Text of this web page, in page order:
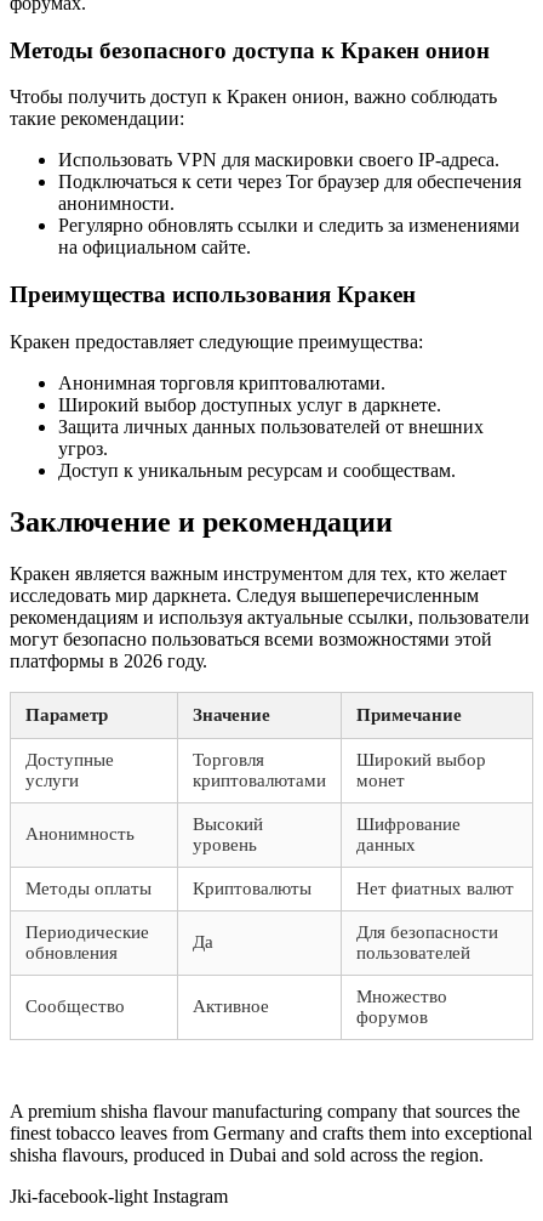
Методы безопасного доступа к Кракен онион
Чтобы получить доступ к Кракен онион, важно соблюдать
такие рекомендации:
Использовать VPN для маскировки своего IP-адреса.
Подключаться к сети через Tor браузер для обеспечения
анонимности.
Регулярно обновлять ссылки и следить за изменениями
на официальном сайте.
Преимущества использования Кракен
Кракен предоставляет следующие преимущества:
Анонимная торговля криптовалютами.
Широкий выбор доступных услуг в даркнете.
Защита личных данных пользователей от внешних
угроз.
Доступ к уникальным ресурсам и сообществам.
Заключение и рекомендации
Кракен является важным инструментом для тех, кто желает
исследовать мир даркнета. Следуя вышеперечисленным
рекомендациям и используя актуальные ссылки, пользователи
могут безопасно пользоваться всеми возможностями этой
платформы в 2026 году.
Параметр Значение Примечание
Доступные
услуги
Торговля
криптовалютами
Широкий выбор
монет
Анонимность
Высокий
уровень
Шифрование
данных
Методы оплаты Криптовалюты Нет фиатных валют
Периодические
обновления
Да
Для безопасности
пользователей
Сообщество Активное
Множество
форумов
A premium shisha flavour manufacturing company that sources the
finest tobacco leaves from Germany and crafts them into exceptional
shisha flavours, produced in Dubai and sold across the region.
Jki-facebook-light Instagram